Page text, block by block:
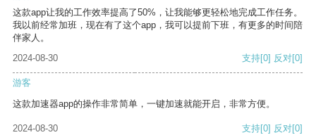
这款app让我的工作效率提高了50%，让我能够更轻松地完成工作任务。
我以前经常加班，现在有了这个app，我可以提前下班，有更多的时间陪
伴家人。
2024-08-30
支持[0] 反对[0]
游客
这款加速器app的操作非常简单，一键加速就能开启，非常方便。
2024-08-30 支持[0] 反对[0]